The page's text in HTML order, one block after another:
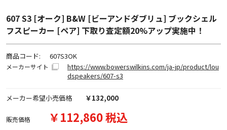
607 S3 [オーク] B&W [ビーアンドダブリュ] ブックシェル
フスピーカー [ペア] 下取り査定額20%アップ実施中！
商品コード: 607S3OK
メーカーサイト
https://www.bowerswilkins.com/ja-jp/product/lou
dspeakers/607-s3
メーカー希望小売価格 ￥132,000
販売価格 ￥112,860 税込